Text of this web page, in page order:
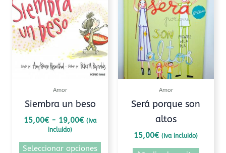
Amor
Siembra un beso
15,00€ - 19,00€
precios:
desde
15,00€
hasta
19,00€
(Iva
incluido)
Seleccionar opciones
tiene
múltiples
variantes.
Las
opciones
se
Amor
Será porque son
altos
15,00€ (Iva incluido)